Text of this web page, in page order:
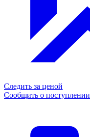
Следить за ценой
Сообщить о поступлении